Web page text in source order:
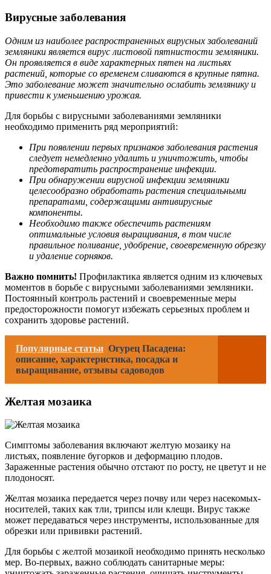
Вирусные заболевания
Одним из наиболее распространенных вирусных заболеваний
земляники является вирус листовой пятнистости земляники.
Он проявляется в виде характерных пятен на листьях
растений, которые со временем сливаются в крупные пятна.
Это заболевание может значительно ослабить землянику и
привести к уменьшению урожая.
Для борьбы с вирусными заболеваниями земляники
необходимо применить ряд мероприятий:
При появлении первых признаков заболевания растения
следует немедленно удалить и уничтожить, чтобы
предотвратить распространение инфекции.
При обнаружении вирусной инфекции земляники
целесообразно обработать растения специальными
препаратами, содержащими антивирусные
компоненты.
Необходимо также обеспечить растениям
оптимальные условия выращивания, в том числе
правильное поливание, удобрение, своевременную обрезку
и удаление сорняков.
Важно помнить! Профилактика является одним из ключевых
моментов в борьбе с вирусными заболеваниями земляники.
Постоянный контроль растений и своевременные меры
предосторожности помогут избежать серьезных проблем и
сохранить здоровье растений.
Популярные статьи Огурец Пасадена:
описание, характеристика, посадка и
выращивание, отзывы садоводов
Желтая мозаика
Симптомы заболевания включают желтую мозаику на
листьях, появление бугорков и деформацию плодов.
Зараженные растения обычно отстают по росту, не цветут и не
плодоносят.
Желтая мозаика передается через почву или через насекомых-
носителей, таких как тли, трипсы или клещи. Вирус также
может передаваться через инструменты, использованные для
обрезки или прививки растений.
Для борьбы с желтой мозаикой необходимо принять несколько
мер. Во-первых, важно соблюдать санитарные меры: